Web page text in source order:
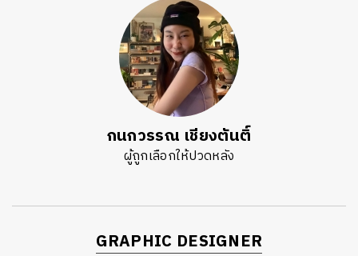
กนกวรรณ เชียงตันติ์
ผู้ถูกเลือกให้ปวดหลัง
GRAPHIC DESIGNER